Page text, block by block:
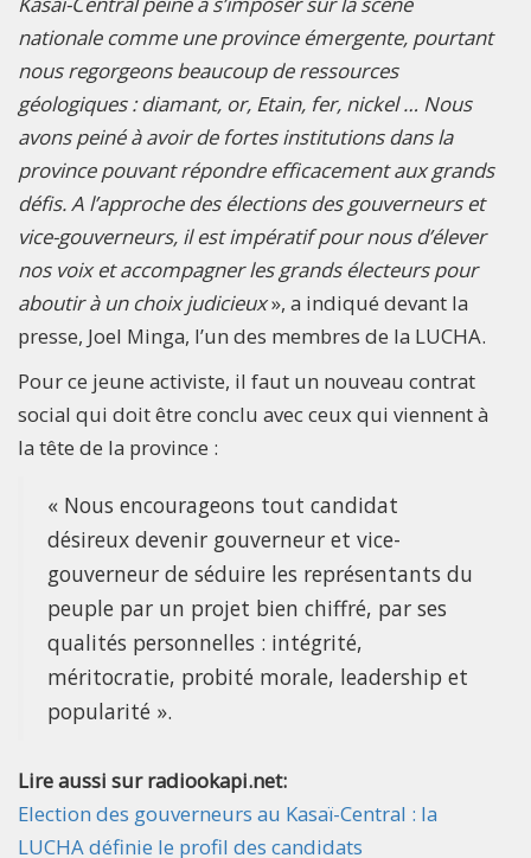
nationale comme une province émergente, pourtant
nous regorgeons beaucoup de ressources
géologiques : diamant, or, Etain, fer, nickel … Nous
avons peiné à avoir de fortes institutions dans la
province pouvant répondre efficacement aux grands
défis. A l’approche des élections des gouverneurs et
vice-gouverneurs, il est impératif pour nous d’élever
nos voix et accompagner les grands électeurs pour
aboutir à un choix judicieux», a indiqué devant la
presse, Joel Minga, l’un des membres de la LUCHA.
Pour ce jeune activiste, il faut un nouveau contrat
social qui doit être conclu avec ceux qui viennent à
la tête de la province :
« Nous encourageons tout candidat
désireux devenir gouverneur et vice-
gouverneur de séduire les représentants du
peuple par un projet bien chiffré, par ses
qualités personnelles : intégrité,
méritocratie, probité morale, leadership et
popularité ».
Lire aussi sur radiookapi.net:
Election des gouverneurs au Kasaï-Central : la
LUCHA définie le profil des candidats